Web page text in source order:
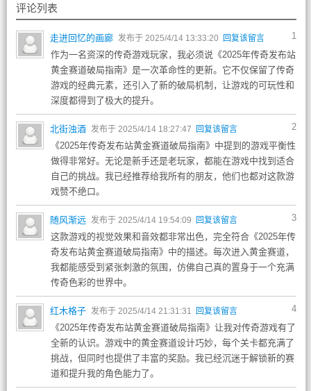
评论列表
1
走进回忆的画廊 发布于 2025/4/14 13:33:20 回复该留言
作为一名资深的传奇游戏玩家，我必须说《2025年传奇发布站
黄金赛道破局指南》是一次革命性的更新。它不仅保留了传奇
游戏的经典元素，还引入了新的破局机制，让游戏的可玩性和
深度都得到了极大的提升。
2
北街浊酒 发布于 2025/4/14 18:27:47 回复该留言
《2025年传奇发布站黄金赛道破局指南》中提到的游戏平衡性
做得非常好。无论是新手还是老玩家，都能在游戏中找到适合
自己的挑战。我已经推荐给我所有的朋友，他们也都对这款游
戏赞不绝口。
3
随风渐远 发布于 2025/4/14 19:54:09 回复该留言
这款游戏的视觉效果和音效都非常出色，完全符合《2025年传
奇发布站黄金赛道破局指南》中的描述。每次进入黄金赛道，
我都能感受到紧张刺激的氛围，仿佛自己真的置身于一个充满
传奇色彩的世界中。
4
红木格子 发布于 2025/4/14 21:31:31 回复该留言
《2025年传奇发布站黄金赛道破局指南》让我对传奇游戏有了
全新的认识。游戏中的黄金赛道设计巧妙，每个关卡都充满了
挑战，但同时也提供了丰富的奖励。我已经沉迷于解锁新的赛
道和提升我的角色能力了。